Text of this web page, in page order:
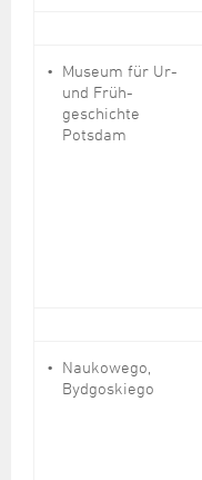
Museum für Ur-
und Früh-
geschichte
Potsdam
Naukowego,
Bydgoskiego